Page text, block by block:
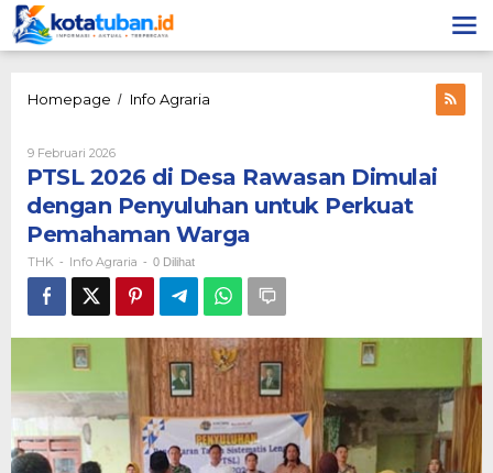
Lewati
ke
konten
Homepage / Info Agraria
Rawasan
Dimulai
dengan
Penyuluhan
Perkuat
Pemahaman
Warga
9 Februari 2026Oleh
THK
PTSL 2026 di Desa Rawasan Dimulai
dengan Penyuluhan untuk Perkuat
Pemahaman Warga
THK - Info Agraria - 0 Dilihat